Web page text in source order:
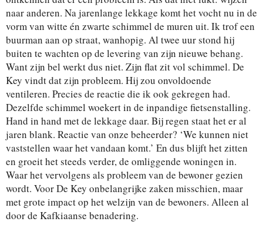
naar anderen. Na jarenlange lekkage komt het vocht nu in de
vorm van witte én zwarte schimmel de muren uit. Ik trof een
buurman aan op straat, wanhopig. Al twee uur stond hij
buiten te wachten op de levering van zijn nieuwe behang.
Want zijn bel werkt dus niet. Zijn flat zit vol schimmel. De
Key vindt dat zijn probleem. Hij zou onvoldoende
ventileren. Precies de reactie die ik ook gekregen had.
Dezelfde schimmel woekert in de inpandige fietsenstalling.
Hand in hand met de lekkage daar. Bij regen staat het er al
jaren blank. Reactie van onze beheerder? ‘We kunnen niet
vaststellen waar het vandaan komt.’ En dus blijft het zitten
en groeit het steeds verder, de omliggende woningen in.
Waar het vervolgens als probleem van de bewoner gezien
wordt. Voor De Key onbelangrijke zaken misschien, maar
met grote impact op het welzijn van de bewoners. Alleen al
door de Kafkiaanse benadering.